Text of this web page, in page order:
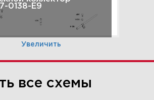
0138-E9
Увеличить
все схемы